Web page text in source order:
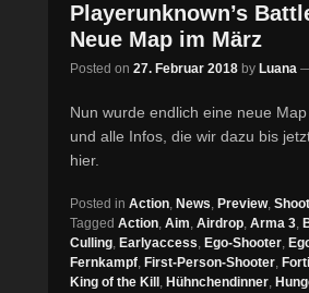
Playerunknown’s
Neue Map im März
Posted on 27. Februar 2018 by Luana
Nun wurde endlich eine neue
und alle Infos, die wir dazu bis
hier.
Posted in Action, News, Preview,
Tagged Action, Aim, Airdrop, Arma 3,
Culling, Earlyaccess, Ego-Shooter,
Fernkampf, First-Person-Shooter,
King of the Kill , Hühnchendinner,